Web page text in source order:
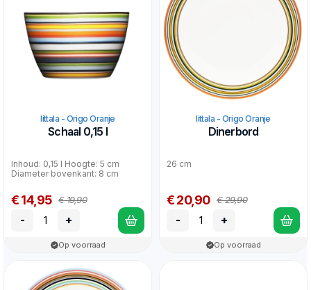
Iittala - Origo Oranje
Schaal 0,15 l
Inhoud: 0,15 l Hoogte: 5 cm
Diameter bovenkant: 8 cm
€ 14,95 € 19,90
- +
Op voorraad
Iittala - Origo Oranje
Dinerbord
26 cm
€ 20,90 € 29,90
- +
Op voorraad